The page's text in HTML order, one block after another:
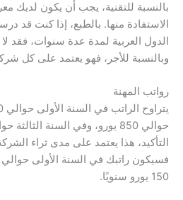
بالنسبة للتقنية، يجب أن يكون لديك
الاستفادة منها. بالطبع، إذا كنت قد
الدول العربية لمدة عدة سنوات، فقد
وبالنسبة للأجر، فهو يعتمد على كل
رواتب المهنة
التأكيد، هذا يعتمد على مدى ثراء
150 يورو سنويًا.